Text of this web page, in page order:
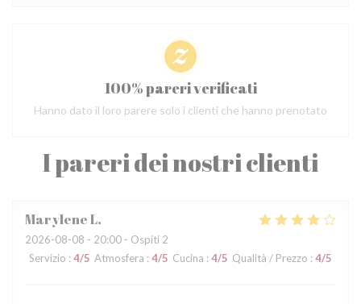
I pareri dei nostri clienti
MaryleneL
2026-08-08 - 20:00 - Ospiti 2
Servizio : 4/5 Atmosfera : 4/5 Cucina : 4/5 Qualità / Prezzo : 4/5
100% pareri verificati
Hanno dato il loro parere solo i clienti che hanno prenotato